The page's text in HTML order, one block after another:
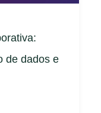
de dados e